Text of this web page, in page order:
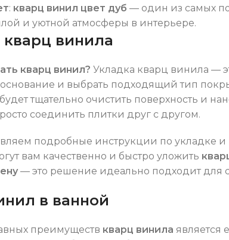
: кварц винил цвет дуб — один из самых
и уютной атмосферы в интерьере.
винила
кварц винил? Укладка кварц винила —
основание и выбрать подходящий тип
тщательно очистить поверхность и
соединить плитки друг с другом.
подробные инструкции по укладке
вам качественно и быстро уложить
— это решение идеально подходит для
в ванной
преимуществ кварц винила является